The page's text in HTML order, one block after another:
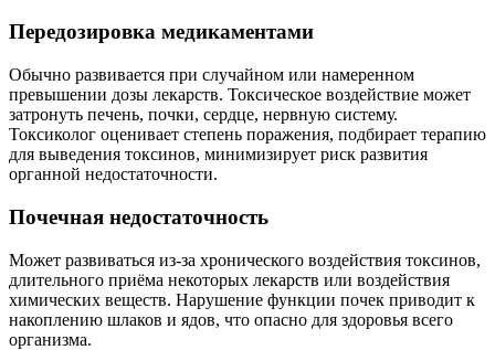
Передозировка медикаментами
Обычно развивается при случайном или намеренном
превышении дозы лекарств. Токсическое воздействие может
затронуть печень, почки, сердце, нервную систему.
Токсиколог оценивает степень поражения, подбирает терапию
для выведения токсинов, минимизирует риск развития
органной недостаточности.
Почечная недостаточность
Может развиваться из-за хронического воздействия токсинов,
длительного приёма некоторых лекарств или воздействия
химических веществ. Нарушение функции почек приводит к
накоплению шлаков и ядов, что опасно для здоровья всего
организма.